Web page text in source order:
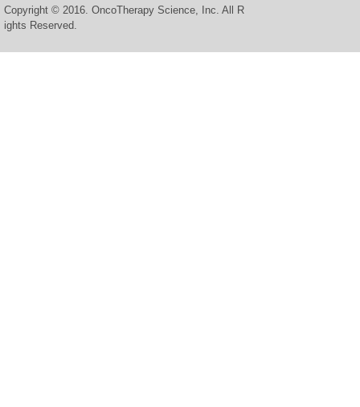
Copyright © 2016. OncoTherapy Science, Inc. All R
ights Reserved.